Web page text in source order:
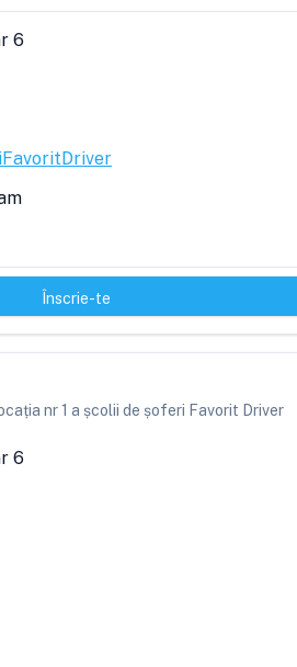
6
Înscrie-te
nr 1 a școlii de șoferi Favorit Driver
6